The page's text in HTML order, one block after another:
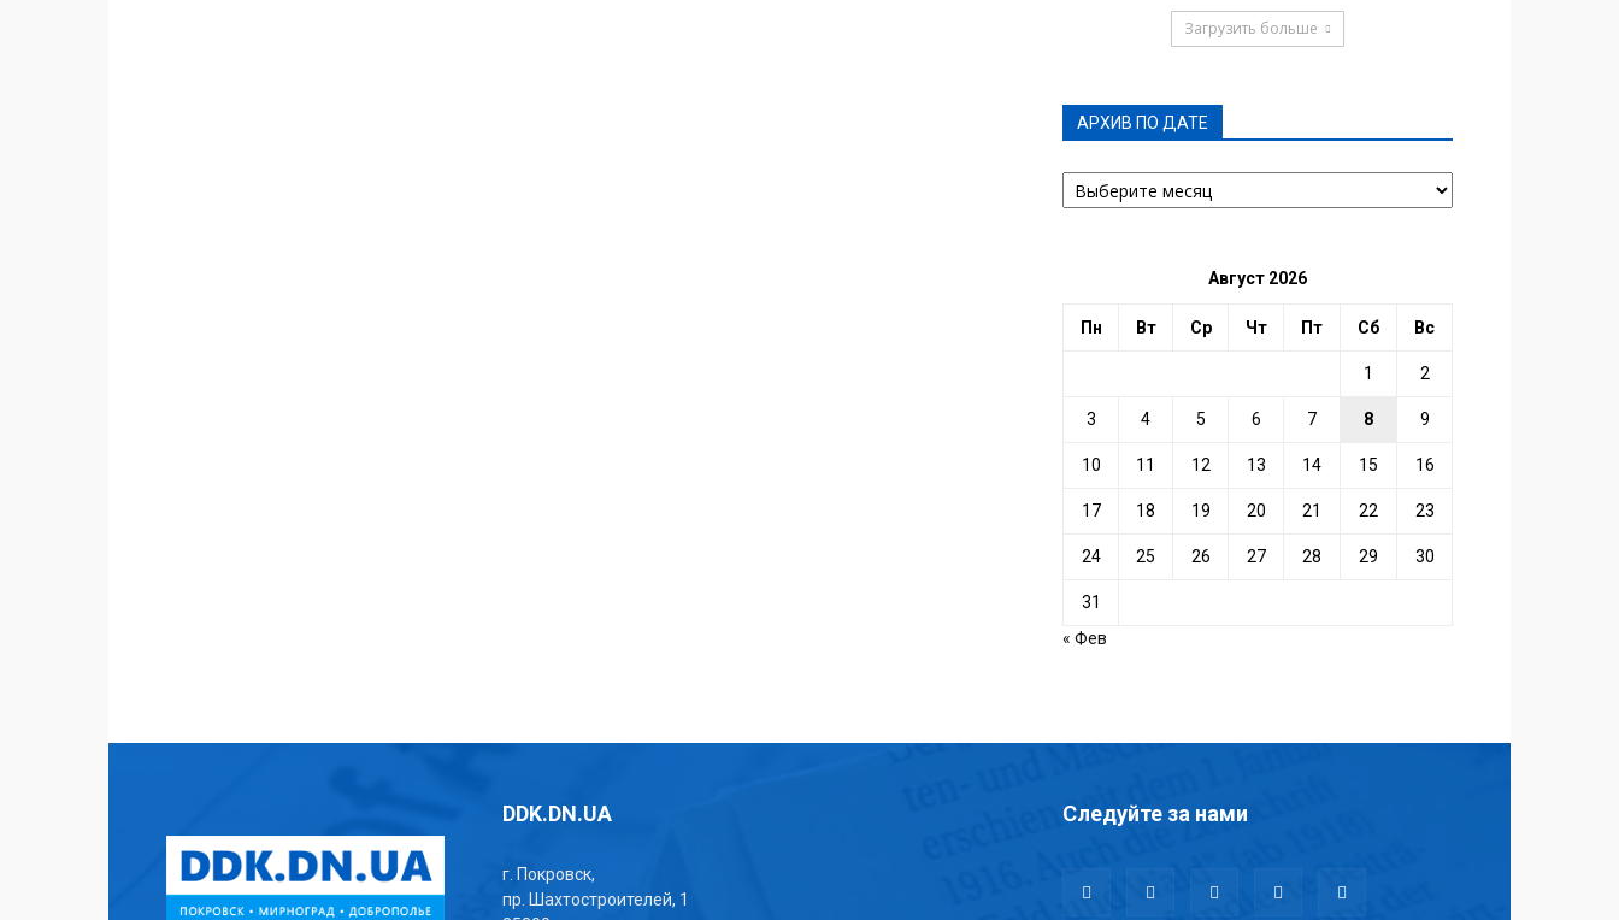
Загрузить больше
АРХИВ ПО ДАТЕ
АРХИВ
ПО
Август 2026
Пн Вт Ср Чт Пт Сб Вс
1 2
3 4 5 6 7 8 9
10 11 12 13 14 15 16
17 18 19 20 21 22 23
24 25 26 27 28 29 30
31
« Фев
DDK.DN.UA
г. Покровск,
пр. Шахтостроителей, 1
Следуйте за нами